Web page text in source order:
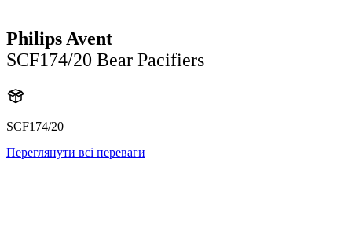
Philips Avent
SCF174/20 Bear Pacifiers
SCF174/20
Переглянути всі переваги